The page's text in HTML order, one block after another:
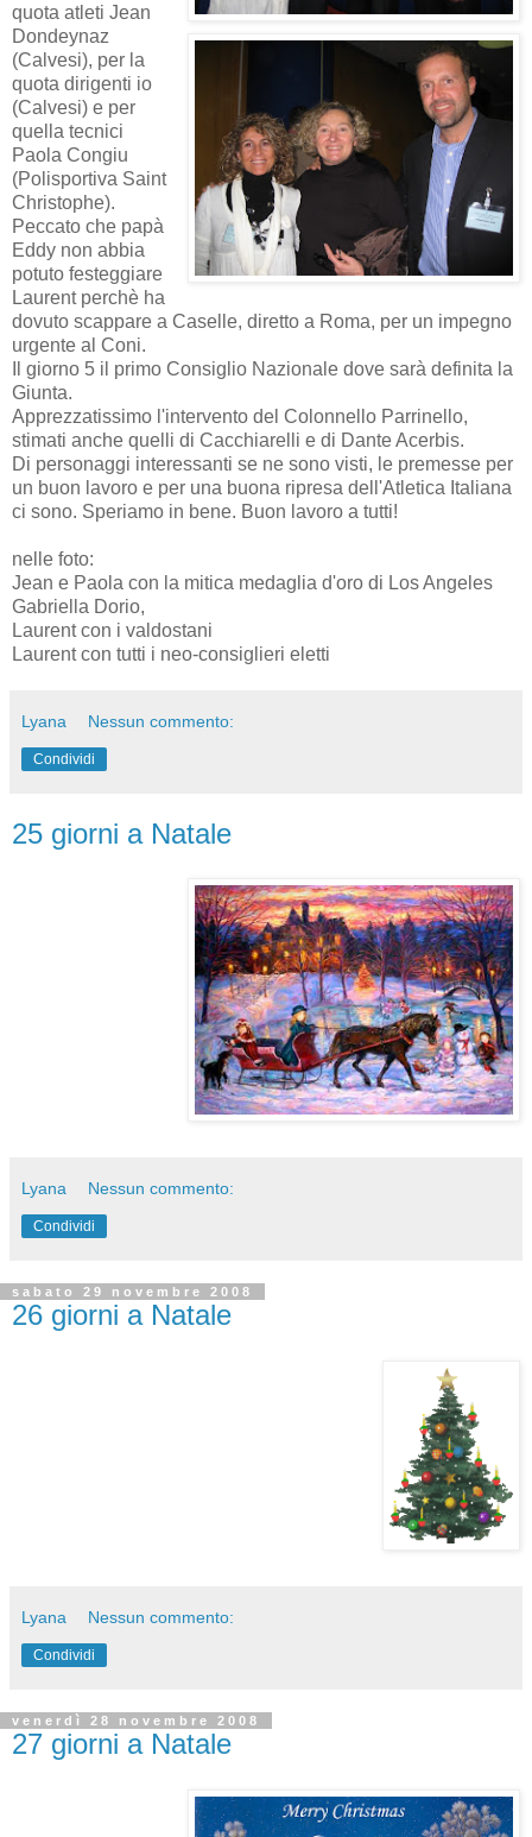
quota atleti Jean
Dondeynaz
(Calvesi), per la
quota dirigenti io
(Calvesi) e per
quella tecnici
Paola Congiu
(Polisportiva Saint
Christophe).
Peccato che papà
Eddy non abbia
potuto festeggiare
Laurent perchè ha
dovuto scappare a Caselle, diretto a Roma, per un impegno
urgente al Coni.
Il giorno 5 il primo Consiglio Nazionale dove sarà definita la
Giunta.
Apprezzatissimo l'intervento del Colonnello Parrinello,
stimati anche quelli di Cacchiarelli e di Dante Acerbis.
Di personaggi interessanti se ne sono visti, le premesse per
un buon lavoro e per una buona ripresa dell'Atletica Italiana
ci sono. Speriamo in bene. Buon lavoro a tutti!
nelle foto:
Jean e Paola con la mitica medaglia d'oro di Los Angeles
Gabriella Dorio,
Laurent con i valdostani
Laurent con tutti i neo-consiglieri eletti
Lyana Nessun commento:
Condividi
25 giorni a Natale
Lyana Nessun commento:
Condividi
sabato 29 novembre 2008
26 giorni a Natale
Lyana Nessun commento:
Condividi
venerdì 28 novembre 2008
27 giorni a Natale